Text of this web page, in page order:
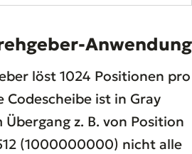
Anwendung
löst 1024 Positionen pro
Codescheibe ist in Gray
z. B. von Position
512 (1000000000) nicht alle